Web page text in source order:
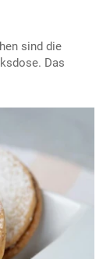
sind die
Das